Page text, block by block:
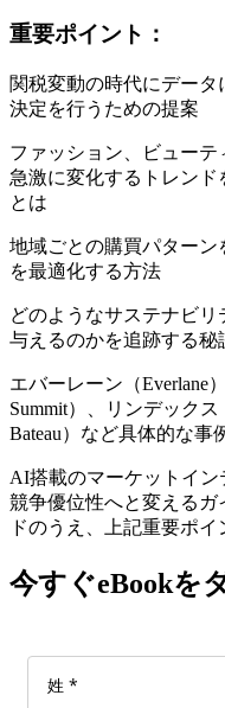
重要ポイント：
関税変動の時代にデー
決定を行うための提案
ファッション、ビュー
急激に変化するトレン
とは
地域ごとの購買パターン
を最適化する方法
どのようなサステナビ
与えるのかを追跡する秘
エバーレーン（Everlane
Summit）、リンデック
Bateau）など具体的な事
AI搭載のマーケットイ
競争優位性へと変える
ドのうえ、上記重要ポイ
今すぐeBookを